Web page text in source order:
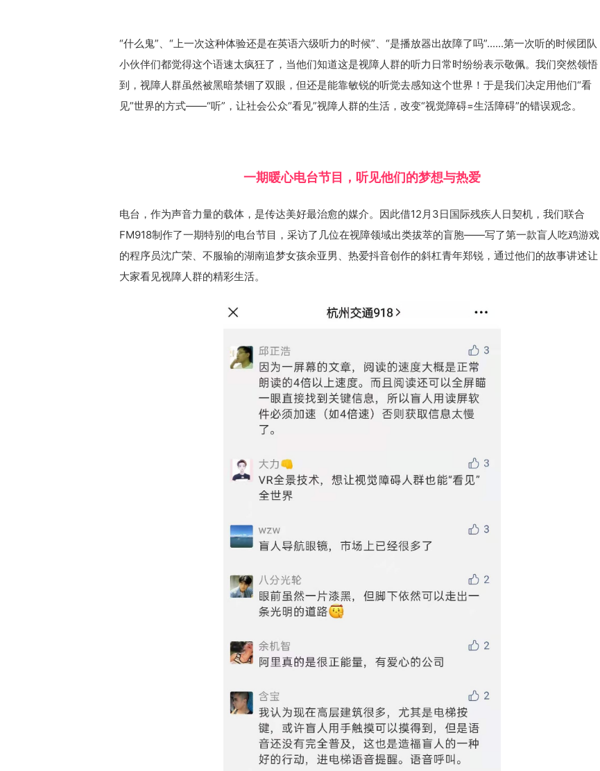
“什么鬼”、“上一次这种体验还是在英语六级听力的时候”、“是播放器出故障了吗”......第一次听的时候团队
小伙伴们都觉得这个语速太疯狂了，当他们知道这是视障人群的听力日常时纷纷表示敬佩。我们突然领悟
到，视障人群虽然被黑暗禁锢了双眼，但还是能靠敏锐的听觉去感知这个世界！于是我们决定用他们“看
见”世界的方式——“听”，让社会公众“看见”视障人群的生活，改变“视觉障碍=生活障碍”的错误观念。
一期暖心电台节目，听见他们的梦想与热爱
电台，作为声音力量的载体，是传达美好最治愈的媒介。因此借12月3日国际残疾人日契机，我们联合
FM918制作了一期特别的电台节目，采访了几位在视障领域出类拔萃的盲胞——写了第一款盲人吃鸡游戏
的程序员沈广荣、不服输的湖南追梦女孩余亚男、热爱抖音创作的斜杠青年郑锐，通过他们的故事讲述让
大家看见视障人群的精彩生活。